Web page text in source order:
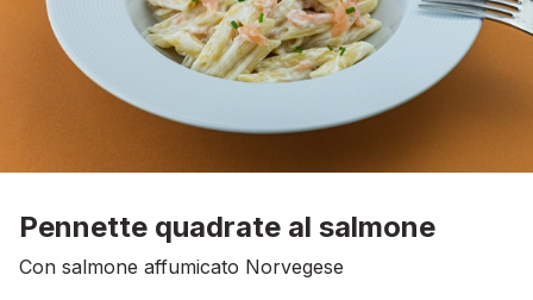
Pennette quadrate al salmone
Con salmone affumicato Norvegese